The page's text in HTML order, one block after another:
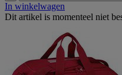
In winkelwagen
Dit artikel is momenteel niet